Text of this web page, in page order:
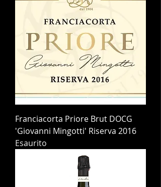
Franciacorta Priore Brut DOCG
'Giovanni Mingotti' Riserva 2016
Esaurito